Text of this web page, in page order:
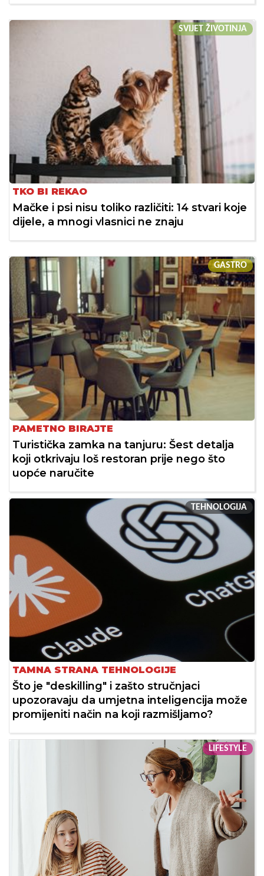
SVIJET ŽIVOTINJA
TKO BI REKAO
Mačke i psi nisu toliko različiti: 14 stvari koje
dijele, a mnogi vlasnici ne znaju
GASTRO
PAMETNO BIRAJTE
Turistička zamka na tanjuru: Šest detalja
koji otkrivaju loš restoran prije nego što
uopće naručite
TEHNOLOGIJA
TAMNA STRANA TEHNOLOGIJE
Što je "deskilling" i zašto stručnjaci
upozoravaju da umjetna inteligencija može
promijeniti način na koji razmišljamo?
LIFESTYLE